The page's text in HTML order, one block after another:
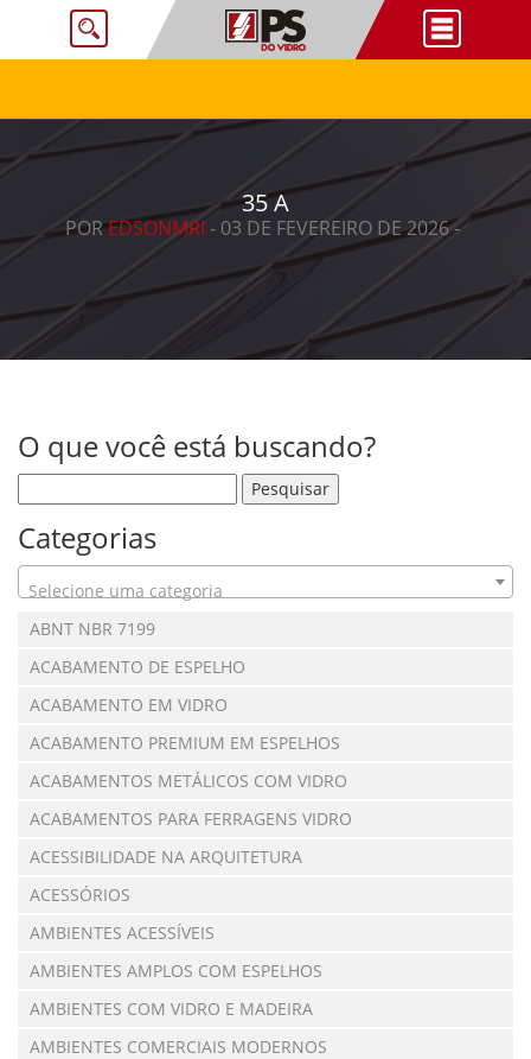
35 A
POREDSONMRI - 03 DE FEVEREIRO DE 2026 -
O que você está buscando?
Categorias
Selecione uma categoria
ABNT NBR 7199
ACABAMENTO DE ESPELHO
ACABAMENTO EM VIDRO
ACABAMENTO PREMIUM EM ESPELHOS
ACABAMENTOS METÁLICOS COM VIDRO
ACABAMENTOS PARA FERRAGENS VIDRO
ACESSIBILIDADE NA ARQUITETURA
ACESSÓRIOS
AMBIENTES ACESSÍVEIS
AMBIENTES AMPLOS COM ESPELHOS
AMBIENTES COM VIDRO E MADEIRA
AMBIENTES COMERCIAIS MODERNOS